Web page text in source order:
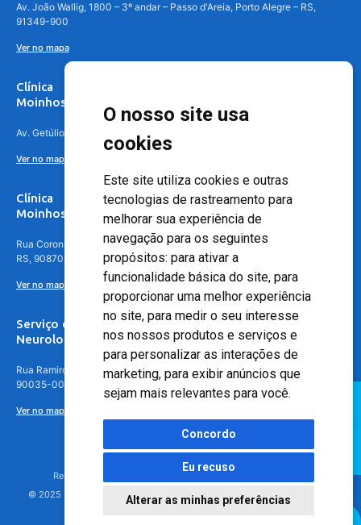
O nosso site usa
cookies
Este site utiliza cookies e outras
tecnologias de rastreamento para
melhorar sua experiência de
navegação para os seguintes
propósitos: para ativar a
funcionalidade básica do site, para
proporcionar uma melhor experiência
no site, para medir o seu interesse
nos nossos produtos e serviços e
para personalizar as interações de
marketing, para exibir anúncios que
sejam mais relevantes para você.
Concordo
Eu recuso
Alterar as minhas preferências
Av. João Wallig, 1800 – 3º andar – Passo d'Areia, Porto Alegre – RS,
91349-900
Ver no mapa
Clínica
Moinhos de Vento Canoas
Av. Getúlio Vargas, 4841 – Centro, Canoas – RS, 92010-010
Ver no mapa
Clínica
Moinhos de Vento - Teresópolis
Rua Coronel Aparício Borges, 250 - 3º andar - Teresópolis, Porto Alegre -
RS, 90870-016
Ver no mapa
Serviço de
Neurologia
Rua Ramiro Barcelos, 630 – 5º andar – Floresta, Porto Alegre – RS,
90035-001
Ver no mapa
Responsável Técnico: Dr. Luiz Antonio Nasi - CREMERS 11217
© 2025 - Hospital Moinhos de Vento - Registro Empresa (CRM-RS): 425